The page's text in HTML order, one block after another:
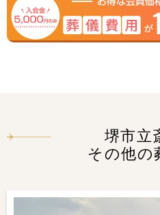
堺市立
その他の